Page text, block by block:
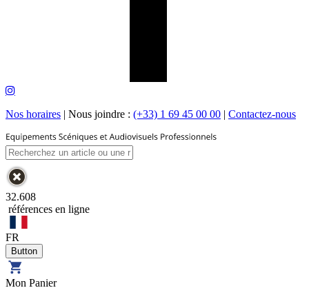
Nos horaires | Nous joindre : (+33) 1 69 45 00 00 | Contactez-nous
32.608
références en ligne
FR
Mon Panier